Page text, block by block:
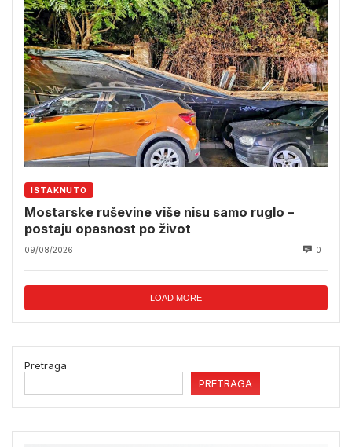
ISTAKNUTO
Mostarske ruševine više nisu samo ruglo –
postaju opasnost po život
09/08/2026 0
LOAD MORE
Pretraga
PRETRAGA